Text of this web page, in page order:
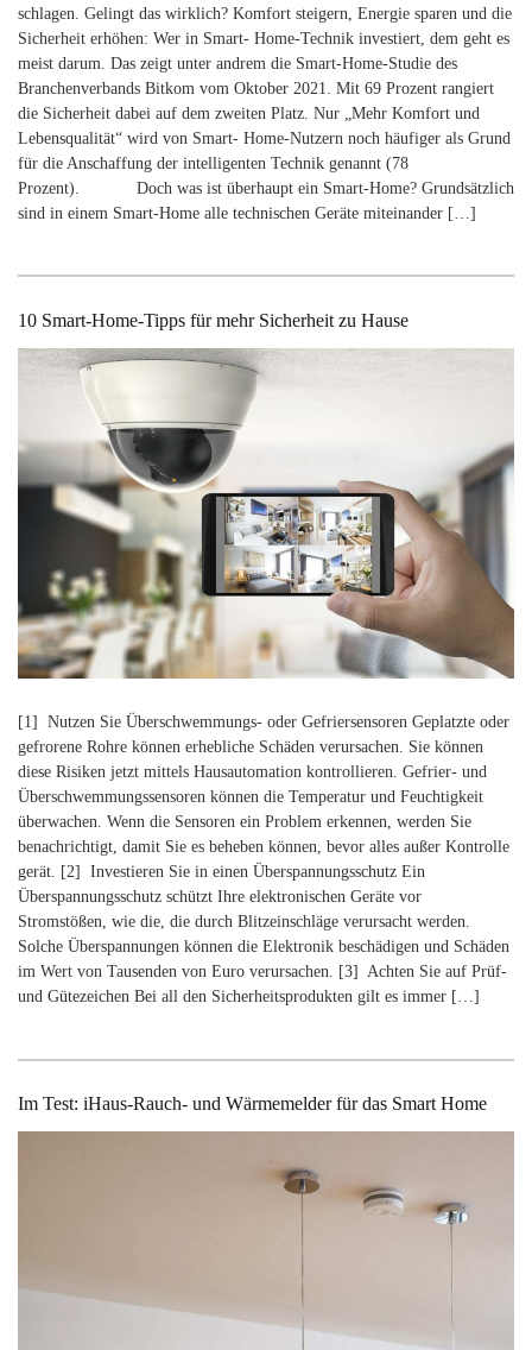
schlagen. Gelingt das wirklich? Komfort steigern, Energie sparen und die
Sicherheit erhöhen: Wer in Smart- Home-Technik investiert, dem geht es
meist darum. Das zeigt unter andrem die Smart-Home-Studie des
Branchenverbands Bitkom vom Oktober 2021. Mit 69 Prozent rangiert
die Sicherheit dabei auf dem zweiten Platz. Nur „Mehr Komfort und
Lebensqualität“ wird von Smart- Home-Nutzern noch häufiger als Grund
für die Anschaffung der intelligenten Technik genannt (78
Prozent). Doch was ist überhaupt ein Smart-Home? Grundsätzlich
sind in einem Smart-Home alle technischen Geräte miteinander […]
10 Smart-Home-Tipps für mehr Sicherheit zu Hause
[1] Nutzen Sie Überschwemmungs- oder Gefriersensoren Geplatzte oder
gefrorene Rohre können erhebliche Schäden verursachen. Sie können
diese Risiken jetzt mittels Hausautomation kontrollieren. Gefrier- und
Überschwemmungssensoren können die Temperatur und Feuchtigkeit
überwachen. Wenn die Sensoren ein Problem erkennen, werden Sie
benachrichtigt, damit Sie es beheben können, bevor alles außer Kontrolle
gerät. [2] Investieren Sie in einen Überspannungsschutz Ein
Überspannungsschutz schützt Ihre elektronischen Geräte vor
Stromstößen, wie die, die durch Blitzeinschläge verursacht werden.
Solche Überspannungen können die Elektronik beschädigen und Schäden
im Wert von Tausenden von Euro verursachen. [3] Achten Sie auf Prüf-
und Gütezeichen Bei all den Sicherheitsprodukten gilt es immer […]
Im Test: iHaus-Rauch- und Wärmemelder für das Smart Home